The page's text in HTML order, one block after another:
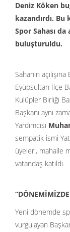
Deniz Köken
kazandırdı.
Spor Sahası da
buluşturuldu.
Sahanın
Eyüpsultan İlçe
Kulüpler Birliği
Başkanı aynı
Yardımcısı
sempatik ismi
üyeleri, mahalle
vatandaş katıldı.
Yeni dönemde
vurgulayan